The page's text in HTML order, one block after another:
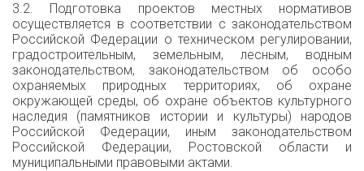
3.2. Подготовка проектов местных нормативов
осуществляется в соответствии с законодательством
Российской Федерации о техническом регулировании,
градостроительным, земельным, лесным, водным
законодательством, законодательством об особо
охраняемых природных территориях, об охране
окружающей среды, об охране объектов культурного
наследия (памятников истории и культуры) народов
Российской Федерации, иным законодательством
Российской Федерации, Ростовской области и
муниципальными правовыми актами.